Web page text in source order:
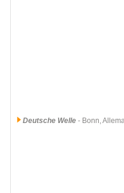
Deutsche Welle - Bonn,